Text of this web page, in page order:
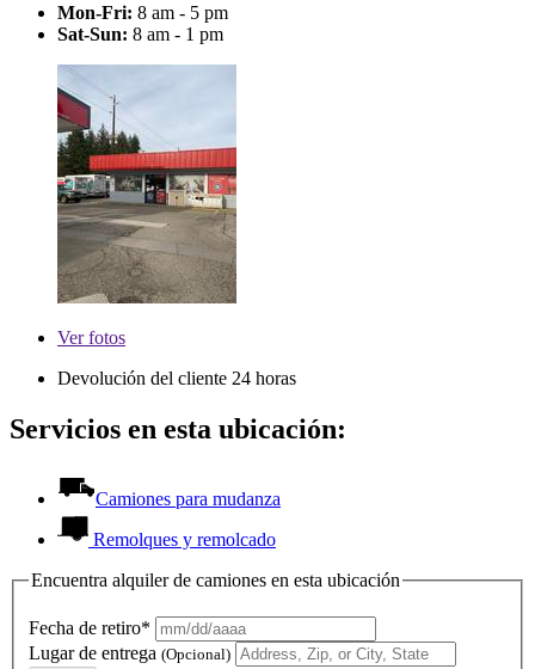
Mon-Fri: 8 am - 5 pm
Sat-Sun: 8 am - 1 pm
Verfotos
Devolución del cliente 24 horas
Servicios en esta ubicación:
Camiones para mudanza
Remolques y remolcado
Encuentra alquiler de camiones en esta ubicación
Fecha de retiro*
Lugar de entrega (Opcional)